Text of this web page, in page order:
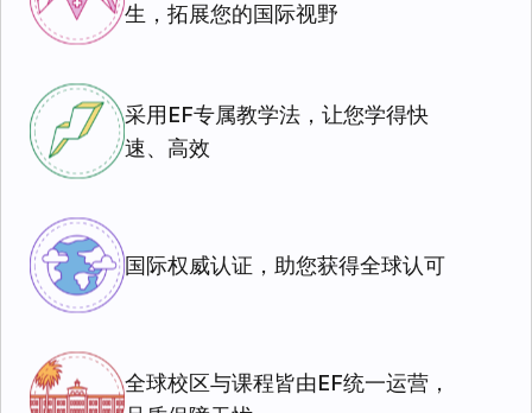
生，拓展您的国际视野
采用EF专属教学法，让您学得快
速、高效
国际权威认证，助您获得全球认可
全球校区与课程皆由EF统一运营，